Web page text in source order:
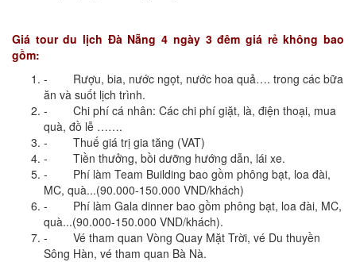
Giá tour du lịch Đà Nẵng 4 ngày 3 đêm giá rẻ không bao
gồm:
- Rượu, bia, nước ngọt, nước hoa quả…. trong các bữa
ăn và suốt lịch trình.
- Chi phí cá nhân: Các chi phí giặt, là, điện thoại, mua
quà, đồ lễ …….
- Thuế giá trị gia tăng (VAT)
- Tiền thưởng, bồi dưỡng hướng dẫn, lái xe.
- Phí làm Team Building bao gồm phông bạt, loa đài,
MC, quà...(90.000-150.000 VND/khách)
- Phí làm Gala dinner bao gồm phông bạt, loa đài, MC,
quà...(90.000-150.000 VND/khách).
- Vé tham quan Vòng Quay Mặt Trời, vé Du thuyền
Sông Hàn, vé tham quan Bà Nà.